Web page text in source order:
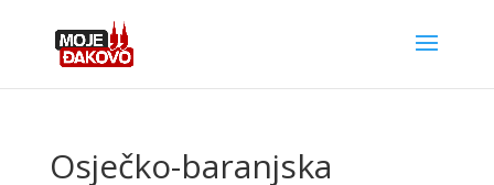
Osječko-baranjska